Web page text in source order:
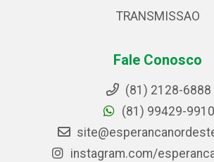
TRANSMISSAO
Fale Conosco
(81) 2128-6888
(81) 99429-9910
instagram.com/